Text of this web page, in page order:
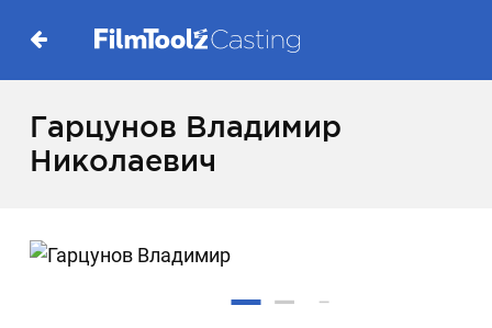
Гарцунов Владимир
Николаевич